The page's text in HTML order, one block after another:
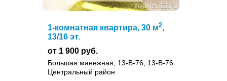
1-комнатная квартира, 30 м2,
13/16 эт.
от 1 900 руб.
Большая манежная, 13-В-76, 13-В-76
Центральный район